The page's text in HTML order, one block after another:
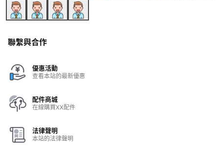
聯繫與合作
優惠活動
查看本站的最新優惠
配件商城
在線購買XX配件
法律聲明
本站的法律聲明